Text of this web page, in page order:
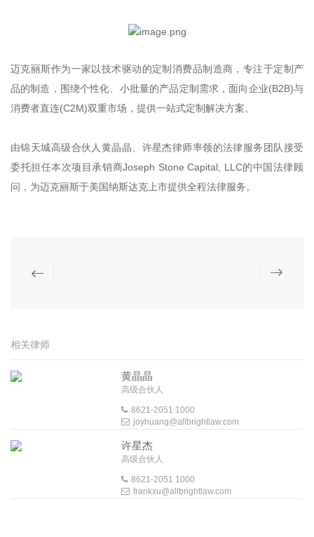
迈克丽斯作为一家以技术驱动的定制消费品制造商，专注于定制产
品的制造，围绕个性化、小批量的产品定制需求，面向企业(B2B)与
消费者直连(C2M)双重市场，提供一站式定制解决方案。
由锦天城高级合伙人黄晶晶、许星杰律师率领的法律服务团队接受
委托担任本次项目承销商Joseph Stone Capital, LLC的中国法律顾
问，为迈克丽斯于美国纳斯达克上市提供全程法律服务。
相关律师
黄晶晶
高级合伙人
8621-2051 1000
joyhuang@allbrightlaw.com
许星杰
高级合伙人
8621-2051 1000
frankxu@allbrightlaw.com